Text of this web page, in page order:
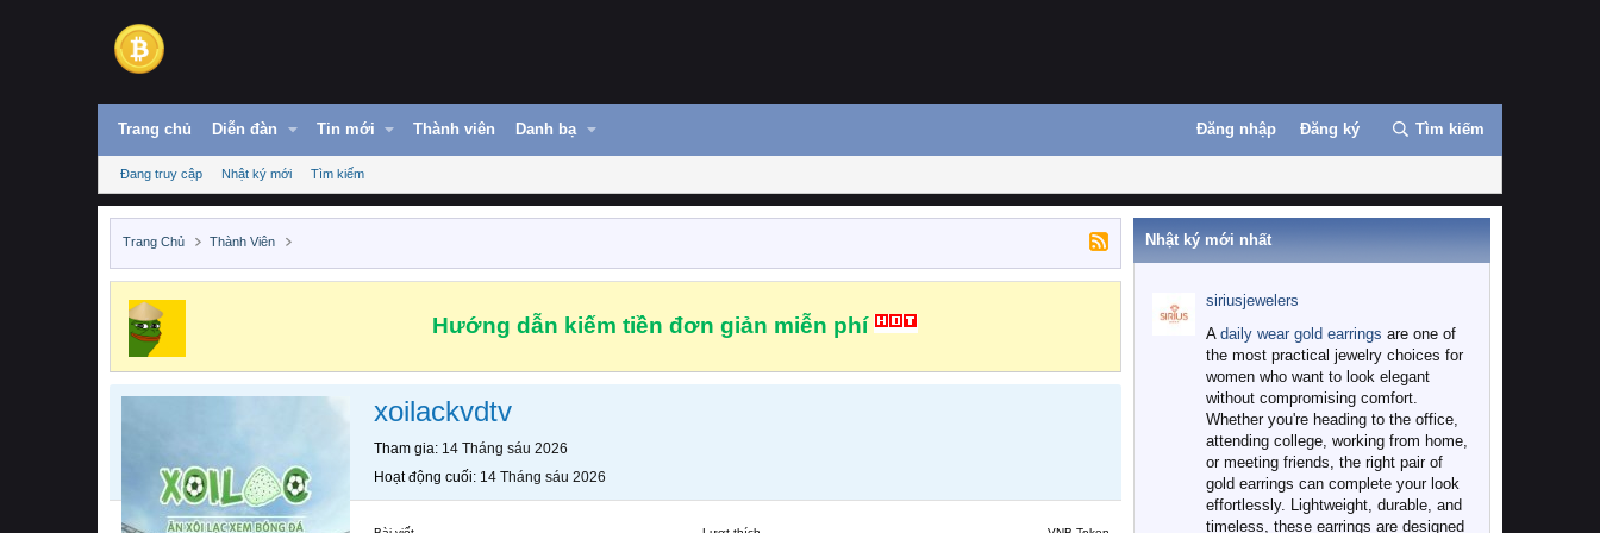
Trang chủ Diễn đàn Tin mới Thành viên Danh bạ Đăng nhập Đăng ký Tìm kiếm
Đang truy cập Nhật ký mới Tìm kiếm
Trang Chủ Thành Viên
Hướng dẫn kiếm tiền đơn giản miễn phí
xoilackvdtv
Tham gia 14 Tháng sáu 2026
Hoạt động cuối 14 Tháng sáu 2026
Nhật ký mới nhất
siriusjewelers
A daily wear gold earrings are one of
the most practical jewelry choices for
women who want to look elegant
without compromising comfort.
Whether you're heading to the office,
attending college, working from home,
or meeting friends, the right pair of
gold earrings can complete your look
effortlessly. Lightweight, durable, and
timeless, these earrings are designed